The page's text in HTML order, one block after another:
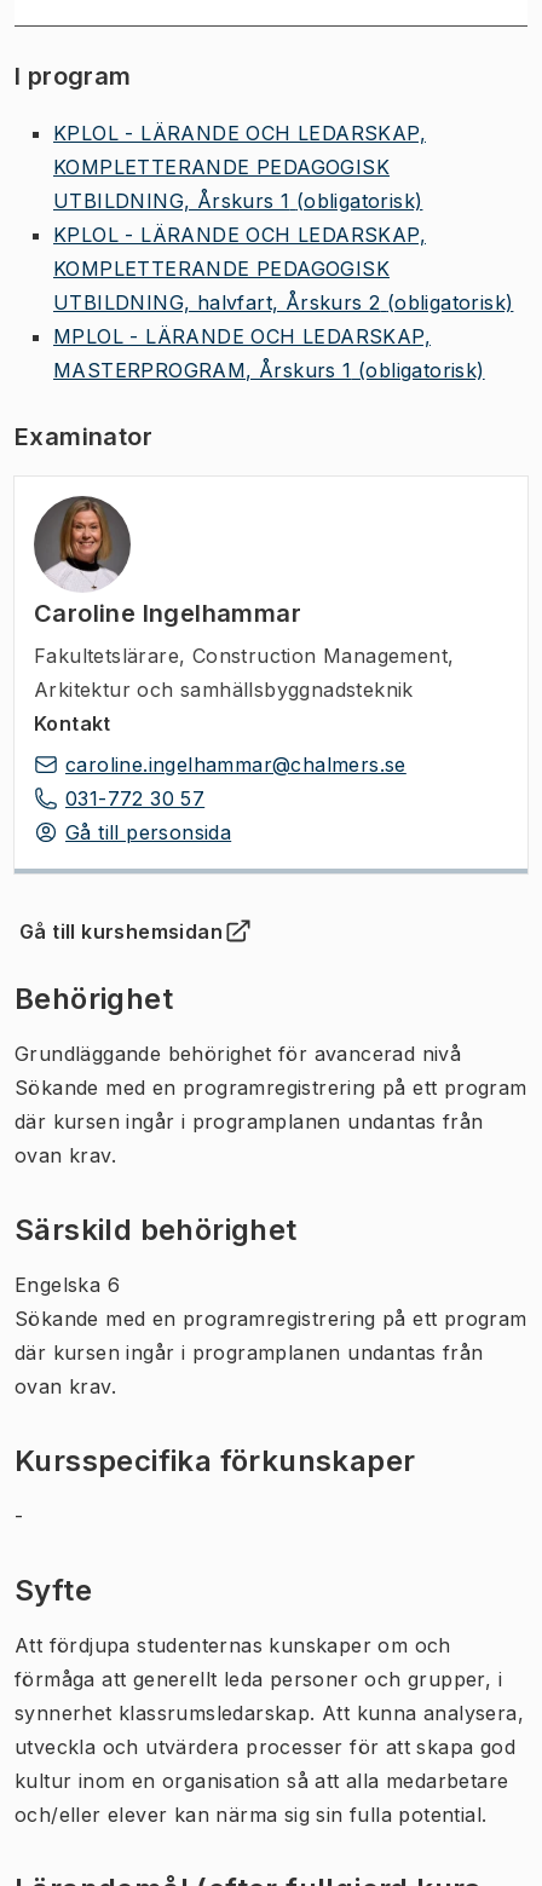
I program
KPLOL - LÄRANDE OCH LEDARSKAP,
KOMPLETTERANDE PEDAGOGISK
UTBILDNING, Årskurs 1 (obligatorisk)
KPLOL - LÄRANDE OCH LEDARSKAP,
KOMPLETTERANDE PEDAGOGISK
UTBILDNING, halvfart, Årskurs 2 (obligatorisk)
MPLOL - LÄRANDE OCH LEDARSKAP,
MASTERPROGRAM, Årskurs 1 (obligatorisk)
Examinator
Caroline Ingelhammar
Fakultetslärare, Construction Management,
Arkitektur och samhällsbyggnadsteknik
Kontakt
caroline.ingelhammar@chalmers.se
031-772 30 57
Gå till personsida
Gå till kurshemsidan
(Öppnas i ny flik)
Behörighet
Grundläggande behörighet för avancerad nivå
Sökande med en programregistrering på ett program
där kursen ingår i programplanen undantas från
ovan krav.
Särskild behörighet
Engelska 6
Sökande med en programregistrering på ett program
där kursen ingår i programplanen undantas från
ovan krav.
Kursspecifika förkunskaper
-
Syfte
Att fördjupa studenternas kunskaper om och
förmåga att generellt leda personer och grupper, i
synnerhet klassrumsledarskap. Att kunna analysera,
utveckla och utvärdera processer för att skapa god
kultur inom en organisation så att alla medarbetare
och/eller elever kan närma sig sin fulla potential.